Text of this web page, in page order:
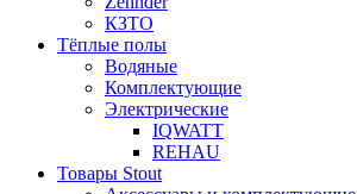
КЗТО
Тёплые полы
Водяные
Комплектующие
Электрические
IQWATT
REHAU
Товары Stout